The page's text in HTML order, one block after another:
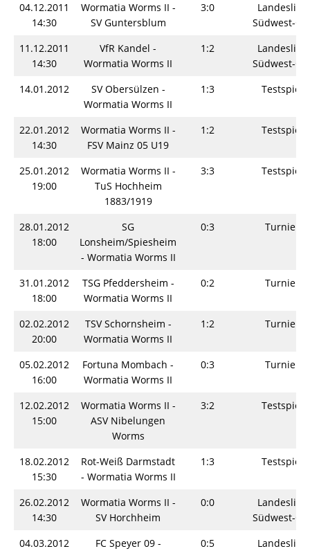
04.12.2011
14:30
Wormatia Worms II -
SV Guntersblum
3:0
Landesliga
Südwest-
11.12.2011
14:30
VfR Kandel -
Wormatia Worms II
1:2
Landesliga
Südwest-
14.01.2012
SV Obersülzen -
Wormatia Worms II
1:3 Testspiel
22.01.2012
14:30
Wormatia Worms II -
FSV Mainz 05 U19
1:2 Testspiel
25.01.2012
19:00
Wormatia Worms II -
TuS Hochheim
1883/1919
3:3 Testspiel
28.01.2012
18:00
SG
Lonsheim/Spiesheim
- Wormatia Worms II
0:3 Turnier
31.01.2012
18:00
TSG Pfeddersheim -
Wormatia Worms II
0:2 Turnier
02.02.2012
20:00
TSV Schornsheim -
Wormatia Worms II
1:2 Turnier
05.02.2012
16:00
Fortuna Mombach -
Wormatia Worms II
0:3 Turnier
12.02.2012
15:00
Wormatia Worms II -
ASV Nibelungen
Worms
3:2 Testspiel
18.02.2012
15:30
Rot-Weiß Darmstadt
- Wormatia Worms II
1:3 Testspiel
26.02.2012
14:30
Wormatia Worms II -
SV Horchheim
0:0
Landesliga
Südwest-
04.03.2012
FC Speyer 09 - 0:5 Landesliga